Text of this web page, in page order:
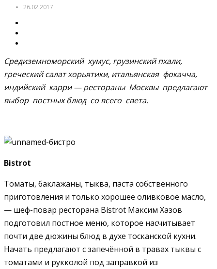
26.02.2017
Средиземноморский хумус, грузинский пхали,
греческий салат хорьятики, итальянская фокачча,
индийский карри — рестораны Москвы предлагают
выбор постных блюд со всего света.
Bistrot
Томаты, баклажаны, тыква, паста собственного
приготовления и только хорошее оливковое масло,
— шеф-повар ресторана Bistrot Максим Хазов
подготовил постное меню, которое насчитывает
почти две дюжины блюд в духе тосканской кухни.
Начать предлагают с запечённой в травах тыквы с
томатами и рукколой под заправкой из